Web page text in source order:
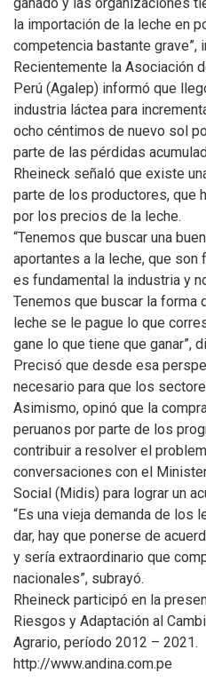
la importación de la leche en
competencia bastante grave”,
Recientemente la Asociación
Perú (Agalep) informó que
industria láctea para
ocho céntimos de nuevo sol
parte de las pérdidas
Rheineck señaló que existe
parte de los productores, que
por los precios de la leche.
“Tenemos que buscar una
aportantes a la leche, que son
es fundamental la industria y
Tenemos que buscar la forma
leche se le pague lo que
gane lo que tiene que ganar”,
Precisó que desde esa
necesario para que los
Asimismo, opinó que la
peruanos por parte de los
contribuir a resolver el
conversaciones con el
Social (Midis) para lograr un
“Es una vieja demanda de los
dar, hay que ponerse de
y sería extraordinario que
nacionales”, subrayó.
Rheineck participó en la
Riesgos y Adaptación al
Agrario, período 2012 – 2021.
http://www.andina.com.pe